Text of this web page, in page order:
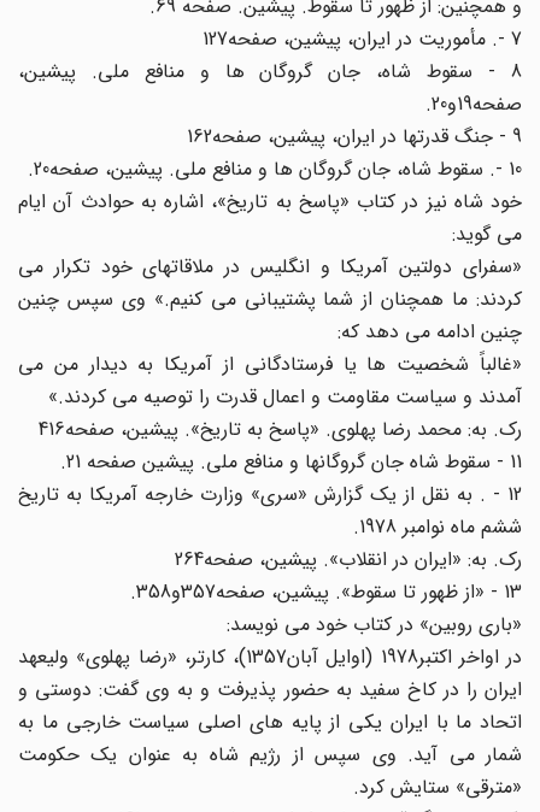
و همچنین: از ظهور تا سقوط. پیشین. صفحه 69.
8 - سقوط شاه، جان گروگان ها و منافع ملی. پیشین،
صفحه19و20.
خود شاه نیز در کتاب «پاسخ به تاریخ»، اشاره به حوادث آن ایام
می گوید:
«سفرای دولتین آمریکا و انگلیس در ملاقاتهای خود تکرار می
کردند: ما همچنان از شما پشتیبانی می کنیم.» وی سپس چنین
چنین ادامه می دهد که:
«غالباً شخصیت ها یا فرستادگانی از آمریکا به دیدار من می
آمدند و سیاست مقاومت و اعمال قدرت را توصیه می کردند.»
رک. به: محمد رضا پهلوی. «پاسخ به تاریخ». پیشین، صفحه416
12 - . به نقل از یک گزارش «سری» وزارت خارجه آمریکا به تاریخ
ششم ماه نوامبر 1978.
رک. به: «ایران در انقلاب». پیشین، صفحه264
«باری روبین» در کتاب خود می نویسد:
در اواخر اکتبر1978 (اوایل آبان1357)، کارتر، «رضا پهلوی» ولیعهد
ایران را در کاخ سفید به حضور پذیرفت و به وی گفت: دوستی و
اتحاد ما با ایران یکی از پایه های اصلی سیاست خارجی ما به
شمار می آید. وی سپس از رژیم شاه به عنوان یک حکومت
«مترقی» ستایش کرد.